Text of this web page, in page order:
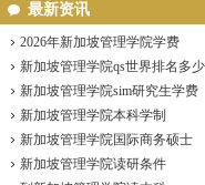
最新资讯
2026年新加坡管理学院学费
新加坡管理学院qs世界排名多少
新加坡管理学院sim研究生学费
新加坡管理学院本科学制
新加坡管理学院国际商务硕士
新加坡管理学院读研条件